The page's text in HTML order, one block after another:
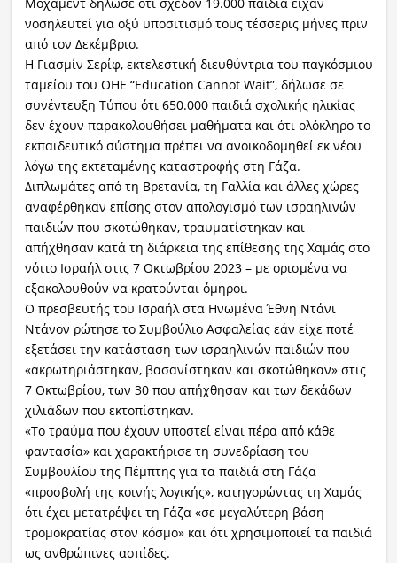
νοσηλευτεί για οξύ υποσιτισμό τους τέσσερις μήνες πριν
από τον Δεκέμβριο.
Η Γιασμίν Σερίφ, εκτελεστική διευθύντρια του παγκόσμιου
ταμείου του ΟΗΕ “Education Cannot Wait”, δήλωσε σε
συνέντευξη Τύπου ότι 650.000 παιδιά σχολικής ηλικίας
δεν έχουν παρακολουθήσει μαθήματα και ότι ολόκληρο το
εκπαιδευτικό σύστημα πρέπει να ανοικοδομηθεί εκ νέου
λόγω της εκτεταμένης καταστροφής στη Γάζα.
Διπλωμάτες από τη Βρετανία, τη Γαλλία και άλλες χώρες
αναφέρθηκαν επίσης στον απολογισμό των ισραηλινών
παιδιών που σκοτώθηκαν, τραυματίστηκαν και
απήχθησαν κατά τη διάρκεια της επίθεσης της Χαμάς στο
νότιο Ισραήλ στις 7 Οκτωβρίου 2023 – με ορισμένα να
εξακολουθούν να κρατούνται όμηροι.
Ο πρεσβευτής του Ισραήλ στα Ηνωμένα Έθνη Ντάνι
Ντάνον ρώτησε το Συμβούλιο Ασφαλείας εάν είχε ποτέ
εξετάσει την κατάσταση των ισραηλινών παιδιών που
«ακρωτηριάστηκαν, βασανίστηκαν και σκοτώθηκαν» στις
7 Οκτωβρίου, των 30 που απήχθησαν και των δεκάδων
χιλιάδων που εκτοπίστηκαν.
«Το τραύμα που έχουν υποστεί είναι πέρα από κάθε
φαντασία» και χαρακτήρισε τη συνεδρίαση του
Συμβουλίου της Πέμπτης για τα παιδιά στη Γάζα
«προσβολή της κοινής λογικής», κατηγορώντας τη Χαμάς
ότι έχει μετατρέψει τη Γάζα «σε μεγαλύτερη βάση
τρομοκρατίας στον κόσμο» και ότι χρησιμοποιεί τα παιδιά
ως ανθρώπινες ασπίδες.